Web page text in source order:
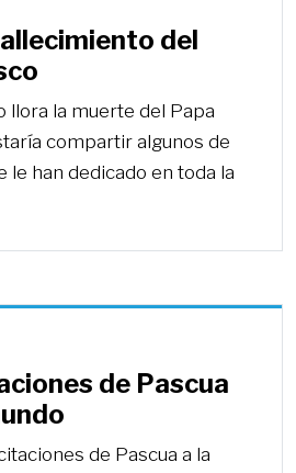
del
llora la muerte del Papa
compartir algunos de
le han dedicado en toda la
de Pascua
de Pascua a la